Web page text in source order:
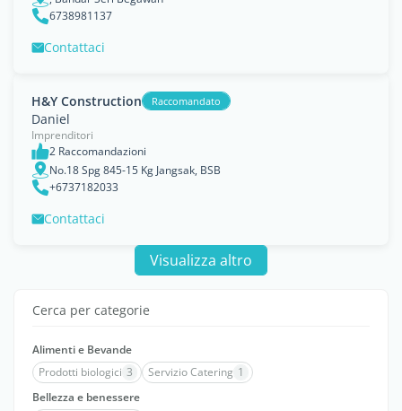
6738981137
Contattaci
H&Y Construction Raccomandato
Daniel
Imprenditori
2 Raccomandazioni
No.18 Spg 845-15 Kg Jangsak, BSB
+6737182033
Contattaci
Visualizza altro
Cerca per categorie
Alimenti e Bevande
Prodotti biologici 3 Servizio Catering 1
Bellezza e benessere